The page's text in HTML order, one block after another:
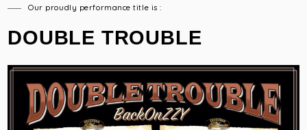
Our proudly performance title is :
DOUBLE TROUBLE